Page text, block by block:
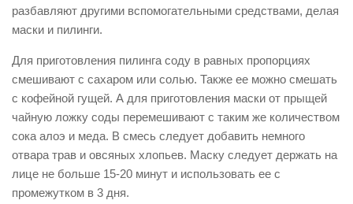
разбавляют другими вспомогательными средствами, делая
маски и пилинги.
Для приготовления пилинга соду в равных пропорциях
смешивают с сахаром или солью. Также ее можно смешать
с кофейной гущей. А для приготовления маски от прыщей
чайную ложку соды перемешивают с таким же количеством
сока алоэ и меда. В смесь следует добавить немного
отвара трав и овсяных хлопьев. Маску следует держать на
лице не больше 15-20 минут и использовать ее с
промежутком в 3 дня.